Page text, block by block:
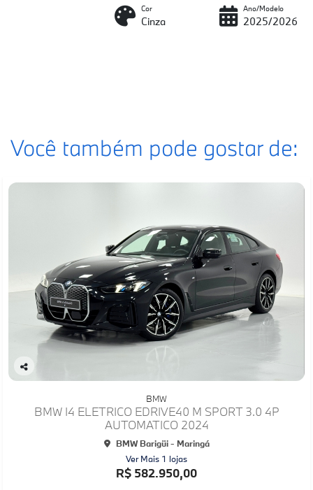
Ano/Modelo
2025/2026
Cor
Cinza
Você também pode gostar de:
Co
BMW
BMW I4 ELETRICO EDRIVE40 M SPORT 3.0 4P
AUTOMATICO 2024
BMW Barigüi - Maringá
Ver Mais 1 lojas
R$ 582.950,00